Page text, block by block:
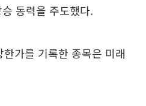
동력을 주도했다.
가를 기록한 종목은 미래